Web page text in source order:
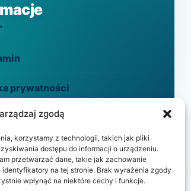
zgodą
korzystamy z technologii, takich jak pliki
dostępu do informacji o urządzeniu.
przetwarzać dane, takie jak zachowanie
na tej stronie. Brak wyrażenia zgody
wpłynąć na niektóre cechy i funkcje.
prywatności
cookies